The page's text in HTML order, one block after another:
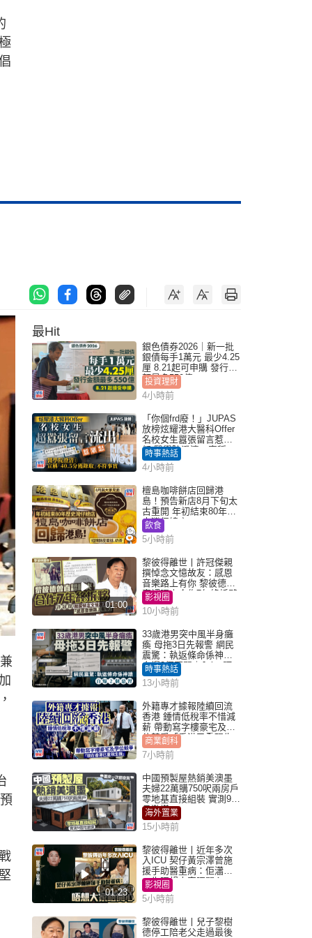
最Hit
銀色債券2026｜新一批
銀債每手1萬元 最少4.25
厘 8.21起可申購 發行金
額最多550億
投資理財
4小時前
「你個frd廢！」JUPAS
放榜炫耀港大醫科Offer
名校女生囂張留言惹眾
怒 醫學院澄清：宣稱
「40.5分獲錄取」不符事
實｜Juicy叮
時事熱話
4小時前
檀島咖啡餅店回歸港
島！預告新店8月下旬太
古重開 年初結束80年歷
史灣仔總店
飲食
5小時前
01:00
黎彼得離世丨許冠傑親
撰悼念文憶故友：感恩
音樂路上有你 黎彼德曾
直認唔夾合作7年終拆夥
影視圈
10小時前
33歲港男突中風半身癱
瘓 母拖3日先報警 網民
震驚：執返條命係神蹟
自爆2個惡習｜Juicy叮
時事熱話
13小時前
外籍專才據報陸續回流
香港 鍾情低稅率不惜減
薪 帶動寫字樓豪宅及學
位競爭「香港已重現生
機」
商業創科
7小時前
中國預製屋熱銷美澳墨
夫婦22萬購750呎兩房戶
零地基直接組裝 實測9個
月激讚
海外置業
15小時前
01:23
黎彼得離世丨近年多次
入ICU 契仔黃宗澤曾施
援手助醫重病：佢瀟灑
一生唔想大家唔開心
影視圈
5小時前
黎彼得離世丨兒子黎樹
德停工陪老父走過最後